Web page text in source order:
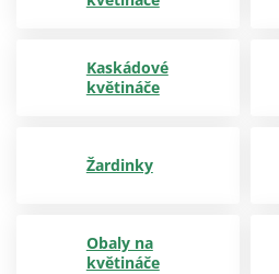
Kaskádové
květináče
Žardinky
Obaly na
květináče